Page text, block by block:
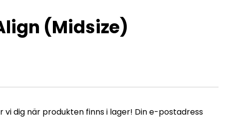
(Midsize)
dig när produkten finns i lager! Din e-postadress